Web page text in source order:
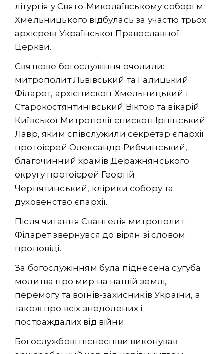
літургія у Свято-Миколаївському соборі м.
Хмельницького відбулась за участю трьох
архієреїв Української Православної
Церкви.
Святкове богослужіння очолили:
митрополит Львівський та Галицький
Філарет, архієпископ Хмельницький і
Старокостянтинівський Віктор та вікарій
Київської Митрополії єпископ Ірпінський
Лавр, яким співслужили секретар єпархії
протоієрей Олександр Рибчинський,
благочинний храмів Деражнянського
округу протоієрей Георгій
Чернятинський, клірики собору та
духовенство єпархії.
Після читання Євангелія митрополит
Філарет звернувся до вірян зі словом
проповіді.
За богослужінням була піднесена сугуба
молитва про мир на нашій землі,
перемогу та воїнів-захисників України, а
також про всіх знедолених і
постраждалих від війни.
Богослужбові піснеспіви виконував